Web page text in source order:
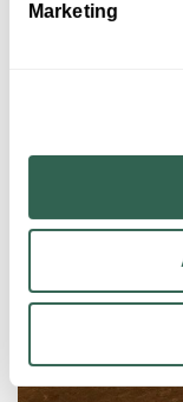
Marketing